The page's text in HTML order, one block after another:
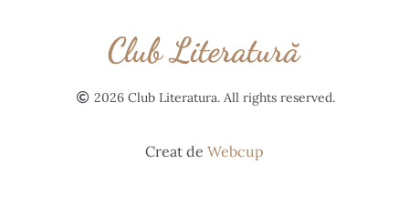
2026 Club Literatura. All rights reserved.
Creat de Webcup